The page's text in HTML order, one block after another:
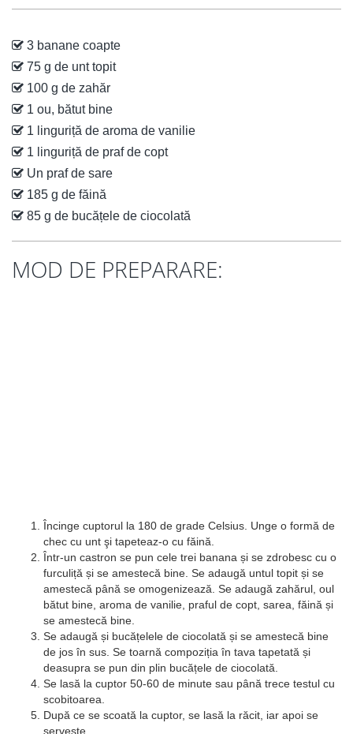
3 banane coapte
75 g de unt topit
100 g de zahăr
1 ou, bătut bine
1 linguriță de aroma de vanilie
1 linguriță de praf de copt
Un praf de sare
185 g de făină
85 g de bucățele de ciocolată
MOD DE PREPARARE:
Încinge cuptorul la 180 de grade Celsius. Unge o formă de
chec cu unt şi tapeteaz-o cu făină.
Într-un castron se pun cele trei banana și se zdrobesc cu o
furculiță și se amestecă bine. Se adaugă untul topit și se
amestecă până se omogenizează. Se adaugă zahărul, oul
bătut bine, aroma de vanilie, praful de copt, sarea, făină și
se amestecă bine.
Se adaugă și bucățelele de ciocolată și se amestecă bine
de jos în sus. Se toarnă compoziția în tava tapetată și
deasupra se pun din plin bucățele de ciocolată.
Se lasă la cuptor 50-60 de minute sau până trece testul cu
scobitoarea.
După ce se scoată la cuptor, se lasă la răcit, iar apoi se
servește